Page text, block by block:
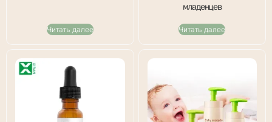
Читать далее
младенцев
Читать далее